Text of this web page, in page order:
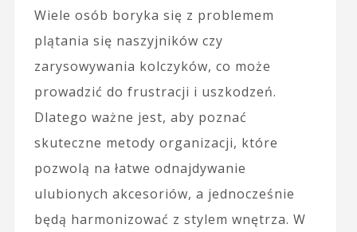
Wiele osób boryka się z problemem
plątania się naszyjników czy
zarysowywania kolczyków, co może
prowadzić do frustracji i uszkodzeń.
Dlatego ważne jest, aby poznać
skuteczne metody organizacji, które
pozwolą na łatwe odnajdywanie
ulubionych akcesoriów, a jednocześnie
będą harmonizować z stylem wnętrza. W